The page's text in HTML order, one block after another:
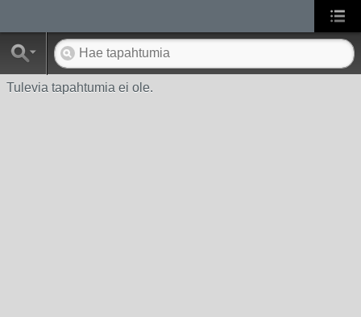
Tulevia tapahtumia ei ole.